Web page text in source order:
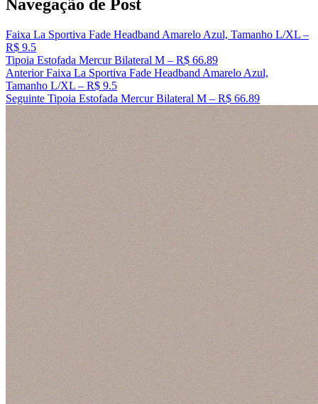
Navegação de Post
Faixa La Sportiva Fade Headband Amarelo Azul, Tamanho L/XL –
R$ 9.5
Tipoia Estofada Mercur Bilateral M – R$ 66.89
Anterior Faixa La Sportiva Fade Headband Amarelo Azul,
Tamanho L/XL – R$ 9.5
Seguinte Tipoia Estofada Mercur Bilateral M – R$ 66.89